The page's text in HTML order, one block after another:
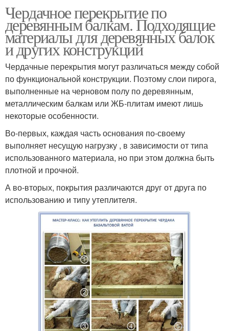
Чердачное перекрытие по
деревянным балкам. Подходящие
материалы для деревянных балок
и других конструкций
Чердачные перекрытия могут различаться между собой
по функциональной конструкции. Поэтому слои пирога,
выполненные на черновом полу по деревянным,
металлическим балкам или ЖБ-плитам имеют лишь
некоторые особенности.
Во-первых, каждая часть основания по-своему
выполняет несущую нагрузку , в зависимости от типа
использованного материала, но при этом должна быть
плотной и прочной.
А во-вторых, покрытия различаются друг от друга по
использованию и типу утеплителя.